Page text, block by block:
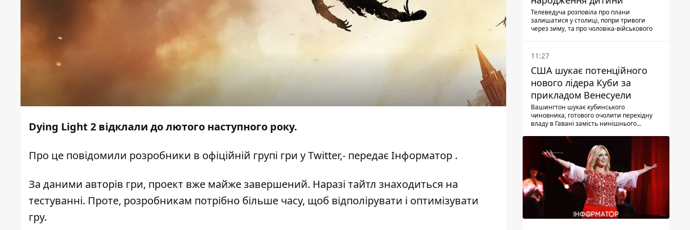
Dying Light 2 відклали до лютого наступного року.
Про це повідомили розробники в офіційній групі гри уTwitter,- передає Інформатор .
За даними авторів гри, проект вже майже завершений. Наразі тайтл знаходиться на
тестуванні. Проте, розробникам потрібно більше часу, щоб відполірувати і оптимізувати
гру.
Телеведуча розповіла про плани
залишатися у столиці, попри тривоги
через зиму, та про чоловіка-військового
11:27
США шукає потенційного
нового лідера Куби за
прикладом Венесуели
Вашингтон шукає кубинського
чиновника, готового очолити перехідну
владу в Гавані замість нинішнього